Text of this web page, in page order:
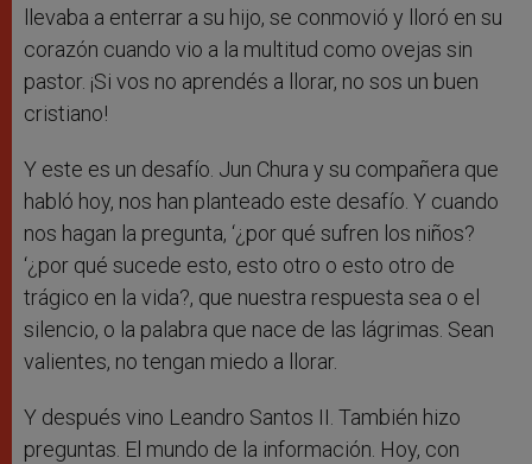
llevaba a enterrar a su hijo, se conmovió y lloró en su
corazón cuando vio a la multitud como ovejas sin
pastor. ¡Si vos no aprendés a llorar, no sos un buen
cristiano!
Y este es un desafío. Jun Chura y su compañera que
habló hoy, nos han planteado este desafío. Y cuando
nos hagan la pregunta, ‘¿por qué sufren los niños?
‘¿por qué sucede esto, esto otro o esto otro de
trágico en la vida?, que nuestra respuesta sea o el
silencio, o la palabra que nace de las lágrimas. Sean
valientes, no tengan miedo a llorar.
Y después vino Leandro Santos II. También hizo
preguntas. El mundo de la información. Hoy, con